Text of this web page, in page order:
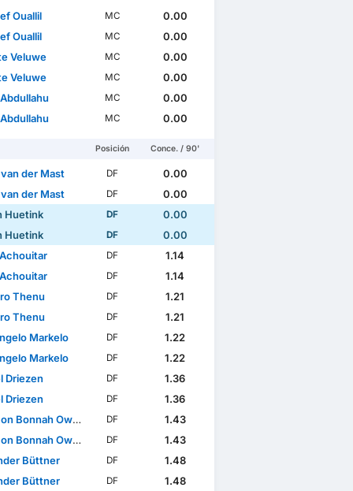
Ouallil
MC
0.00
Ouallil
MC
0.00
Veluwe
MC
0.00
Veluwe
MC
0.00
MC
0.00
MC 0.00
Posición Conce. / 90'
der Mast DF
0.00
der Mast
DF
0.00
Huetink
DF
0.00
Huetink
DF
0.00
DF
1.14
DF
1.14
Thenu
DF
1.21
Thenu
DF
1.21
Markelo
DF
1.22
Markelo
DF
1.22
Driezen
DF
1.36
Driezen
DF
1.36
Bonnah Owusu
DF
1.43
Bonnah Owusu
DF
1.43
Büttner
DF
1.48
Büttner
DF
1.48